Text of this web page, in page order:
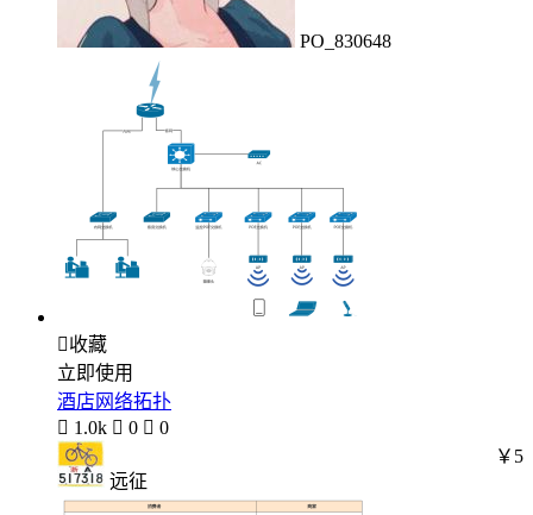
PO_830648
收藏
立即使用
酒店网络拓扑
 1.0k  0  0
远征
￥5